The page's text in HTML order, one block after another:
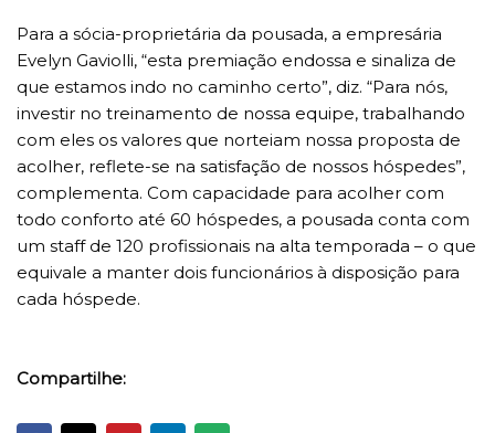
Para a sócia-proprietária da pousada, a empresária
Evelyn Gaviolli, “esta premiação endossa e sinaliza de
que estamos indo no caminho certo”, diz. “Para nós,
investir no treinamento de nossa equipe, trabalhando
com eles os valores que norteiam nossa proposta de
acolher, reflete-se na satisfação de nossos hóspedes”,
complementa. Com capacidade para acolher com
todo conforto até 60 hóspedes, a pousada conta com
um staff de 120 profissionais na alta temporada – o que
equivale a manter dois funcionários à disposição para
cada hóspede.
Compartilhe: